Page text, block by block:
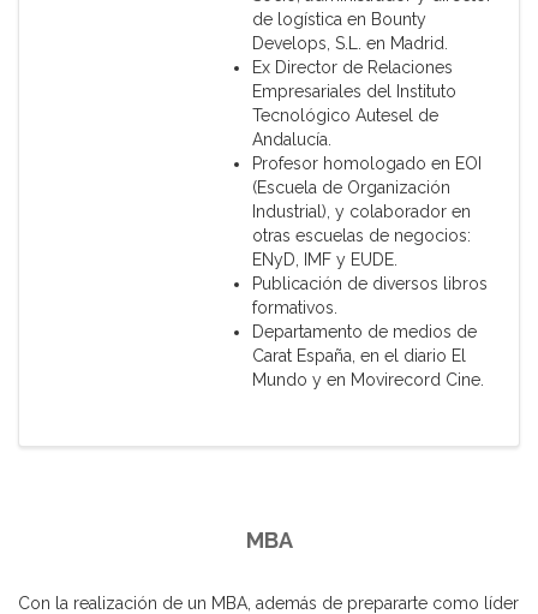
de logística en Bounty
Develops, S.L. en Madrid.
Ex Director de Relaciones
Empresariales del Instituto
Tecnológico Autesel de
Andalucía.
Profesor homologado en EOI
(Escuela de Organización
Industrial), y colaborador en
otras escuelas de negocios:
ENyD, IMF y EUDE.
Publicación de diversos libros
formativos.
Departamento de medios de
Carat España, en el diario El
Mundo y en Movirecord Cine.
MBA
Con la realización de un MBA, además de prepararte como líder